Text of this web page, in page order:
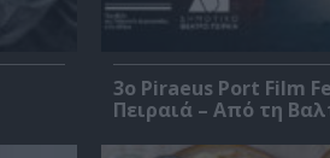
3o Piraeus Port Film
Πειραιά – Από τη